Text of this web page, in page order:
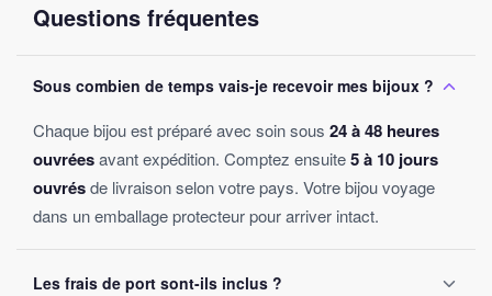
Questions fréquentes
Sous combien de temps vais-je recevoir mes bijoux ?
Chaque bijou est préparé avec soin sous 24 à 48 heures
ouvréesavant expédition. Comptez ensuite5 à 10 jours
ouvrésde livraison selon votre pays. Votre bijou voyage
dans un emballage protecteur pour arriver intact.
Les frais de port sont-ils inclus ?